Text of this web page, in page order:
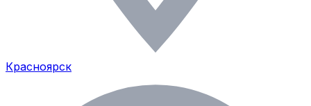
Красноярск